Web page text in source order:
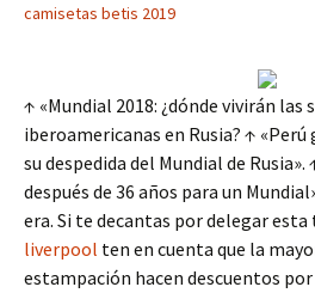
camisetas betis 2019
↑ «Mundial 2018: ¿dónde vivirán las
iberoamericanas en Rusia? ↑ «Perú
su despedida del Mundial de Rusia».
después de 36 años para un
era. Si te decantas por delegar esta
liverpool ten en cuenta que la
estampación hacen descuentos